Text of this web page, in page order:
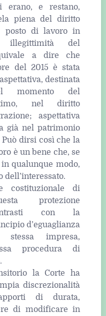
erano, e restano,
piena del diritto
posto di lavoro in
illegittimità del
a dire che
del 2015 è stata
destinata
momento del
nel diritto
aspettativa
già nel patrimonio
dirsi così che la
è un bene che, se
qualunque modo,
costituzionale di
protezione
con la
d’eguaglianza
impresa,
procedura di
la Corte ha
discrezionalità
di durata,
di modificare in